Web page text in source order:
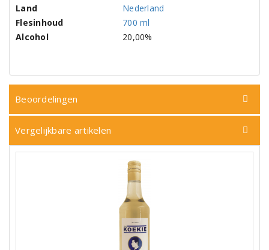
Land
Nederland
Flesinhoud
700 ml
Alcohol
20,00%
Beoordelingen
Vergelijkbare artikelen